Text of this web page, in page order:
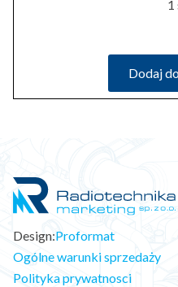
1
Dodaj
Design:Proformat
Ogólne warunki sprzedaży
Polityka prywatnosci